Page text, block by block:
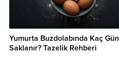
Yumurta Buzdolabında Kaç Gün
Saklanır? Tazelik Rehberi